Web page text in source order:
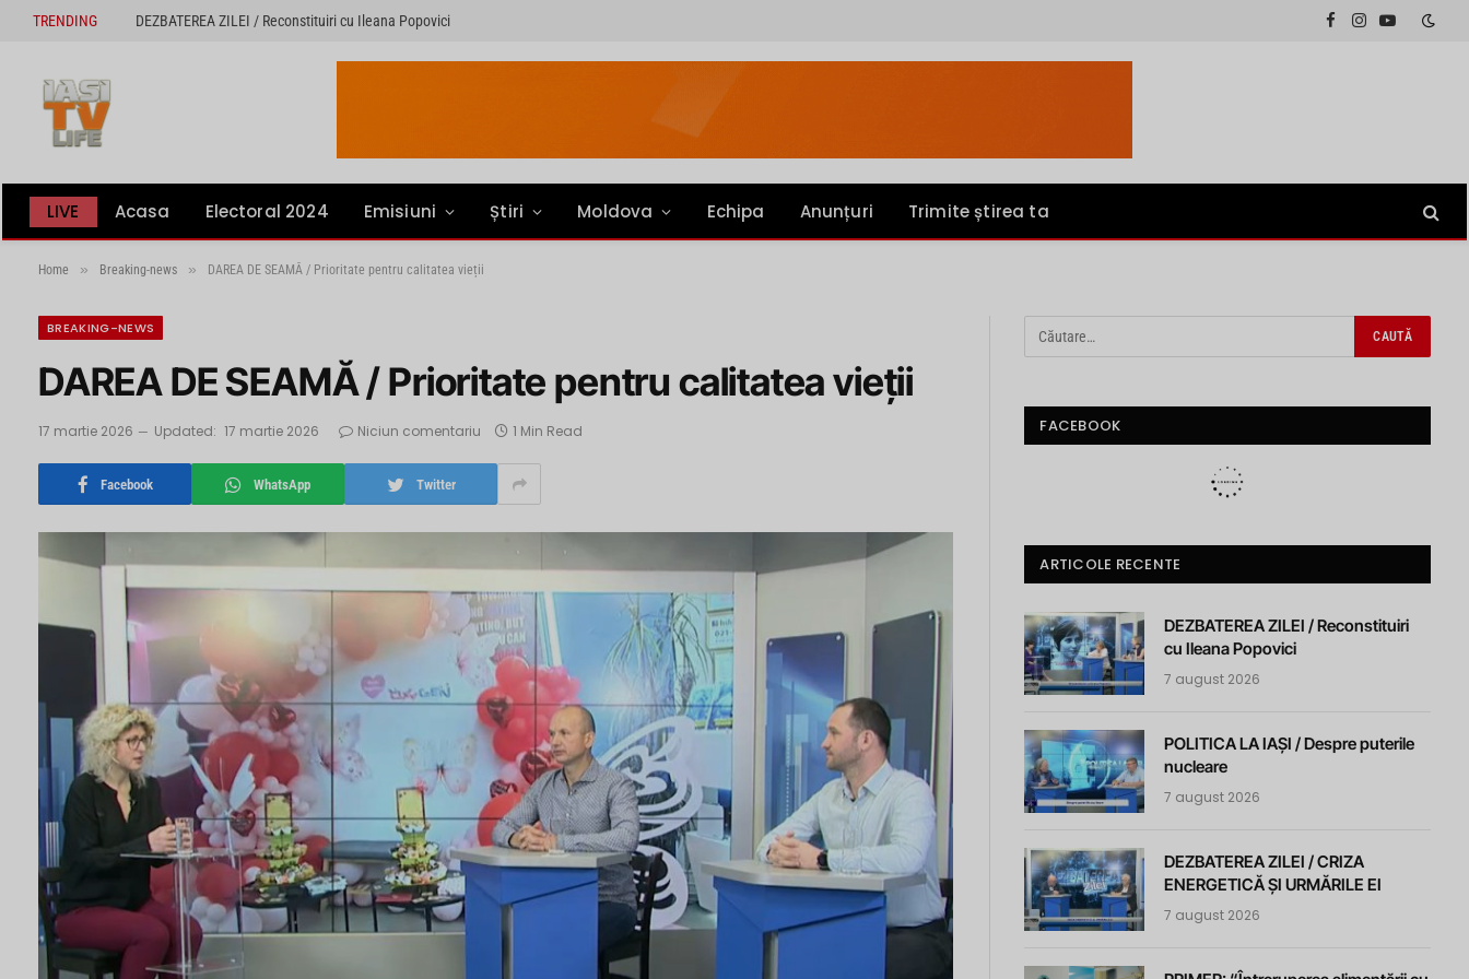
TRENDING DEZBATEREA ZILEI / Reconstituiri cu Ileana Popovici
Facebook
InstagramYouTube
LIVE Acasa Electoral 2024 Emisiuni Știri Moldova Echipa Anunțuri Trimite știrea ta
Home » Breaking-news » DAREA DE SEAMĂ / Prioritate pentru calitatea vieții
BREAKING-NEWS
DAREA DE SEAMĂ / Prioritate pentru calitatea vieții
17 martie 2026 Updated: 17 martie 2026 Niciun comentariu 1 Min Read
Facebook WhatsApp Twitter
FACEBOOK
ARTICOLE RECENTE
DEZBATEREA ZILEI / Reconstituiri
cu Ileana Popovici
7 august 2026
POLITICA LA IAȘI / Despre puterile
nucleare
7 august 2026
DEZBATEREA ZILEI / CRIZA
ENERGETICĂ ȘI URMĂRILE EI
7 august 2026